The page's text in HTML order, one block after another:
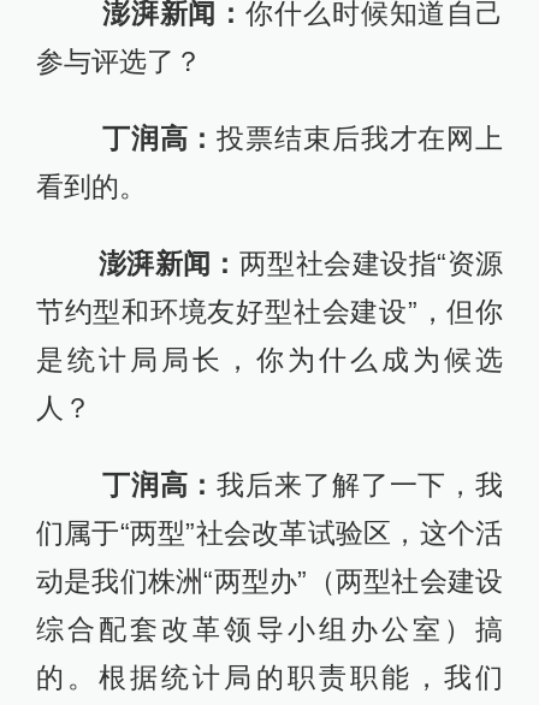
澎湃新闻：你什么时候知道自己
参与评选了？
丁润高：投票结束后我才在网上
看到的。
澎湃新闻： 两型社会建设指“资源
节约型和环境友好型社会建设”，但你
是统计局局长，你为什么成为候选
人？
丁润高：我后来了解了一下，我
们属于“两型”社会改革试验区，这个活
动是我们株洲“两型办”（两型社会建设
综合配套改革领导小组办公室）搞
的。根据统计局的职责职能，我们